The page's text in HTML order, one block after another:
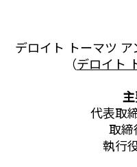
デロイト トーマツ
（デロイト
代表取
取
執行